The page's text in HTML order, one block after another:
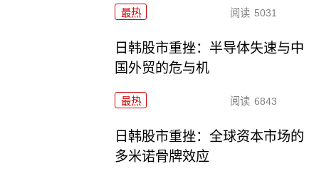
最热 阅读 5031
日韩股市重挫：半导体失速与中
国外贸的危与机
最热 阅读 6843
日韩股市重挫：全球资本市场的
多米诺骨牌效应